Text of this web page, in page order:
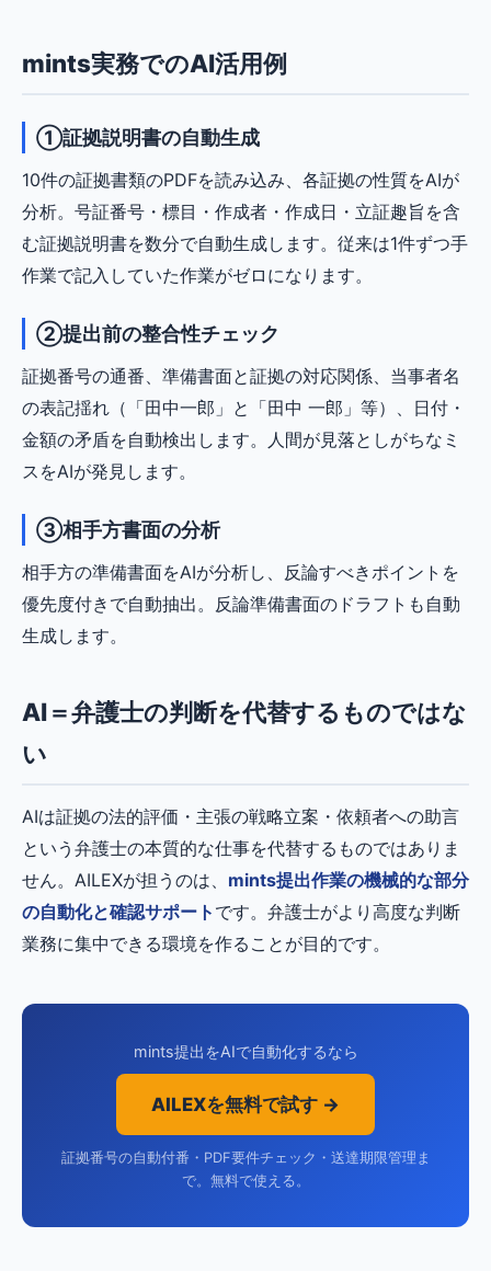
mints実務でのAI活用例
①証拠説明書の自動生成
10件の証拠書類のPDFを読み込み、各証拠の性質をAIが
分析。号証番号・標目・作成者・作成日・立証趣旨を含
む証拠説明書を数分で自動生成します。従来は1件ずつ手
作業で記入していた作業がゼロになります。
②提出前の整合性チェック
証拠番号の通番、準備書面と証拠の対応関係、当事者名
の表記揺れ（「田中一郎」と「田中 一郎」等）、日付・
金額の矛盾を自動検出します。人間が見落としがちなミ
スをAIが発見します。
③相手方書面の分析
相手方の準備書面をAIが分析し、反論すべきポイントを
優先度付きで自動抽出。反論準備書面のドラフトも自動
生成します。
AI＝弁護士の判断を代替するものではな
い
AIは証拠の法的評価・主張の戦略立案・依頼者への助言
という弁護士の本質的な仕事を代替するものではありま
せん。AILEXが担うのは、 mints提出作業の機械的な部分
の自動化と確認サポート です。弁護士がより高度な判断
業務に集中できる環境を作ることが目的です。
mints提出をAIで自動化するなら
AILEXを無料で試す →
証拠番号の自動付番・PDF要件チェック・送達期限管理ま
で。無料で使える。